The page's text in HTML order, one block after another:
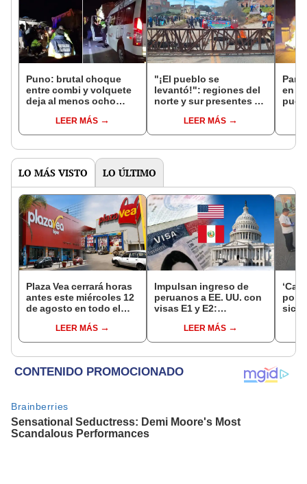
Puno: brutal choque
entre combi y volquete
deja al menos ocho
varios heridos
LEER MÁS
"¡El pueblo se
levantó!": regiones del
norte y sur presentes en
Dina Boluarte
LEER MÁS
en
LO MÁS VISTO LO ÚLTIMO
Plaza Vea cerrará horas
antes este miércoles 12
de agosto en todo el
hasta las 7 p.m.
LEER MÁS
Impulsan ingreso de
peruanos a EE. UU. con
visas E1 y E2:
pymes serían los más
beneficiados
LEER MÁS
por